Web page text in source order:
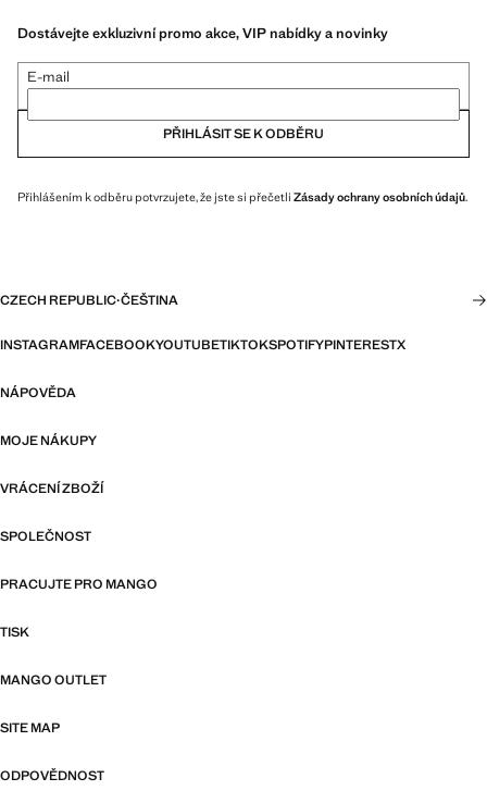
Dostávejte exkluzivní promo akce, VIP nabídky a novinky
E-mail
PŘIHLÁSIT SE K ODBĚRU
Přihlášením k odběru potvrzujete, že jste si přečetli Zásady ochrany osobních údajů.
CZECH REPUBLIC·ČEŠTINA
INSTAGRAMFACEBOOKYOUTUBETIKTOKSPOTIFYPINTERESTX
NÁPOVĚDA
MOJE NÁKUPY
VRÁCENÍ ZBOŽÍ
SPOLEČNOST
PRACUJTE PRO MANGO
TISK
MANGO OUTLET
SITE MAP
ODPOVĚDNOST